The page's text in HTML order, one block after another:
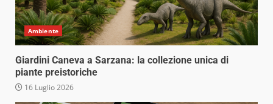
Ambiente
Giardini Caneva a Sarzana: la collezione unica di
piante preistoriche
16 Luglio 2026